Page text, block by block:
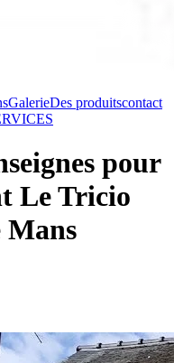
GalerieDes produitscontact
pour
Le Tricio
Mans